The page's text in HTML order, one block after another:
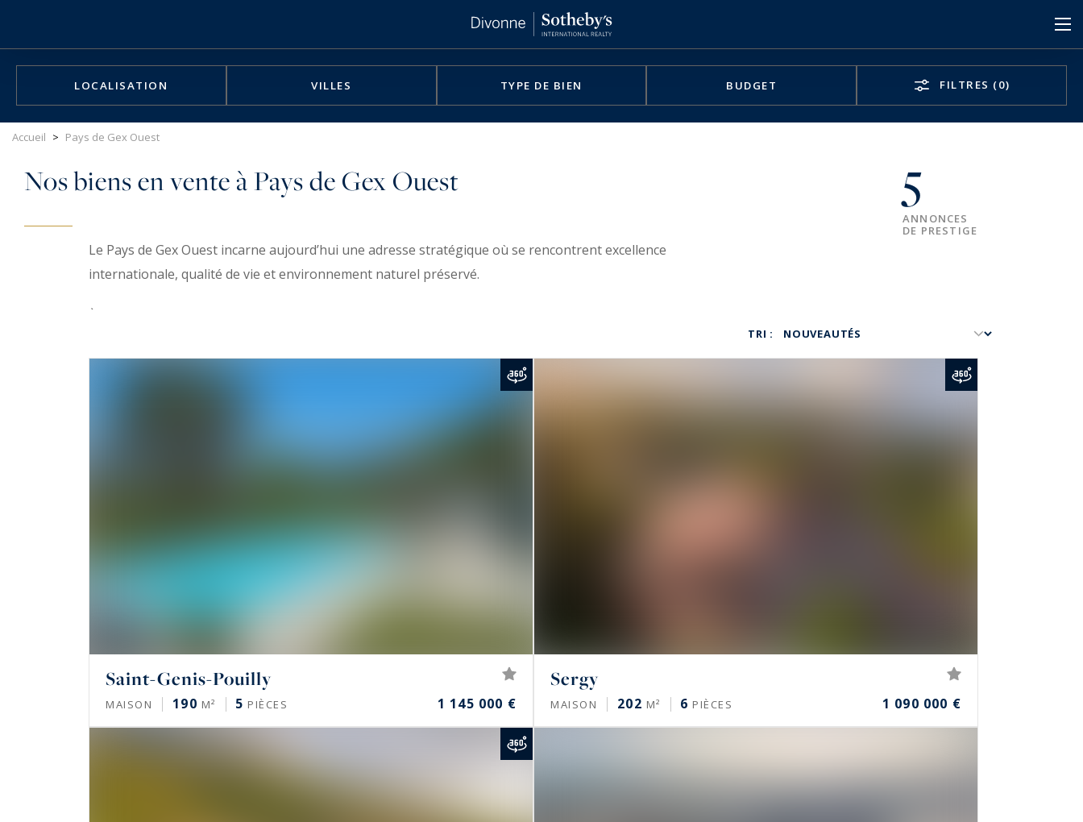
LOCALISATION VILLES TYPE DE BIEN BUDGET FILTRES (0)
Accueil > Pays de Gex Ouest
Nos biens en vente à Pays de Gex Ouest 5
ANNONCES
DE PRESTIGE
Le Pays de Gex Ouest incarne aujourd’hui une adresse stratégique où se rencontrent excellence
internationale, qualité de vie et environnement naturel préservé.
dimension internationale attire une clientèle exigeante et contribue à la solidité du marché
immobilier local. Entre paysages ouverts sur le Jura, sérénité résidentielle et proximité immédiate de
Genève, le secteur offre un cadre de vie rare, alliant discrétion, accessibilité et potentiel patrimonial.
TRI :
Saint-Genis-Pouilly
MAISON 190 M² 5 PIÈCES 1 145 000 €
Sergy
MAISON 202 M² 6 PIÈCES 1 090 000 €